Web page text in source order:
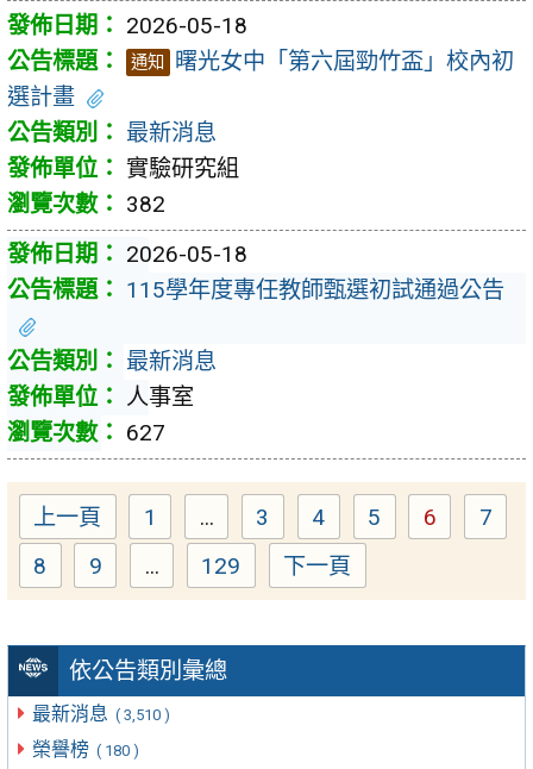
依公告類別彙總
最新消息 ( 3,510 )
榮譽榜 ( 180 )
2026-05-18
通知
曙光女中「第六屆勁竹盃」校內初
選計畫
最新消息
實驗研究組
382
2026-05-18
115學年度專任教師甄選初試通過公告
最新消息
人事室
627
上一頁 Page
1 ... Page
3 Page
4 Page
5 Page
6 7
Page
8 Page
9 ... Page
129 下一頁